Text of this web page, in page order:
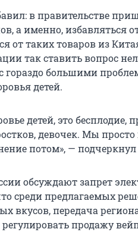
в правительстве
а именно, избавляться
от таких товаров из
так ставить вопрос
гораздо большими
детей.
детей, это
девочек. Мы
потом», — подчеркнул
обсуждают запрет
среди предлагаемых
вкусов, передача
продажу